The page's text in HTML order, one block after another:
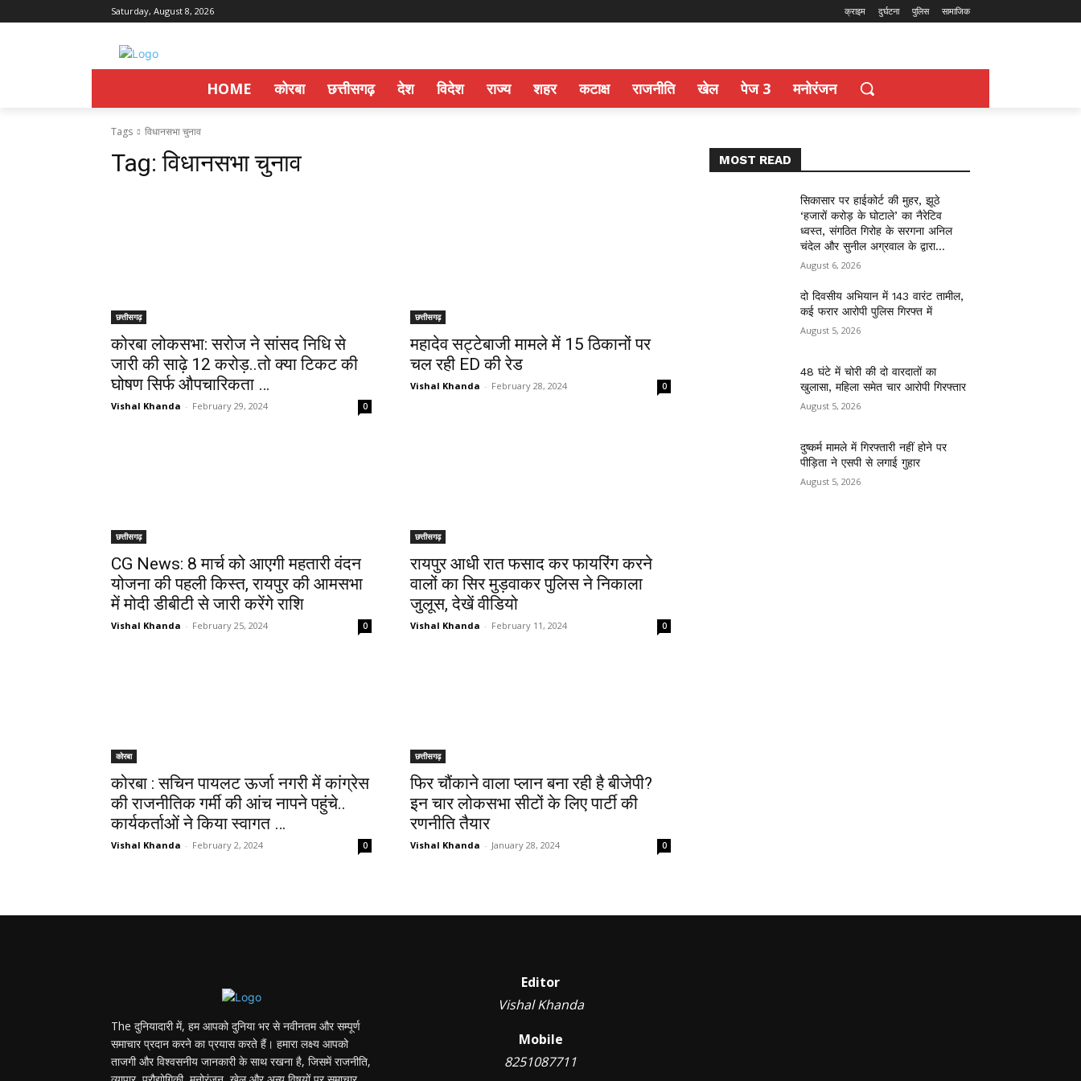
Saturday, August 8, 2026 क्राइम दुर्घटना पुलिस सामाजिक
HOME कोरबा छत्तीसगढ़ देश विदेश राज्य शहर कटाक्ष राजनीति खेल पेज 3 मनोरंजन
Tags विधानसभा चुनाव
Tag:विधानसभा चुनाव
छत्तीसगढ़
कोरबा लोकसभा: सरोज ने सांसद निधि से
जारी की साढ़े 12 करोड़..तो क्या टिकट की
घोषण सिर्फ औपचारिकता …
Vishal Khanda - February 29, 2024 0
छत्तीसगढ़
महादेव सट्टेबाजी मामले में 15 ठिकानों पर
चल रही ED की रेड
Vishal Khanda - February 28, 2024 0
छत्तीसगढ़
CG News: 8 मार्च को आएगी महतारी वंदन
योजना की पहली किस्त, रायपुर की आमसभा
में मोदी डीबीटी से जारी करेंगे राशि
Vishal Khanda - February 25, 2024 0
छत्तीसगढ़
रायपुर आधी रात फसाद कर फायरिंग करने
वालों का सिर मुड़वाकर पुलिस ने निकाला
जुलूस, देखें वीडियो
Vishal Khanda - February 11, 2024 0
कोरबा
कोरबा : सचिन पायलट ऊर्जा नगरी में कांग्रेस
की राजनीतिक गर्मी की आंच नापने पहुंचे..
कार्यकर्ताओं ने किया स्वागत …
Vishal Khanda - February 2, 2024 0
छत्तीसगढ़
फिर चौंकाने वाला प्लान बना रही है बीजेपी?
इन चार लोकसभा सीटों के लिए पार्टी की
रणनीति तैयार
Vishal Khanda - January 28, 2024 0
MOST READ
सिकासार पर हाईकोर्ट की मुहर, झूठे
‘हजारों करोड़ के घोटाले’ का नैरेटिव
ध्वस्त, संगठित गिरोह के सरगना अनिल
चंदेल और सुनील अग्रवाल के द्वारा...
August 6, 2026
दो दिवसीय अभियान में 143 वारंट तामील,
कई फरार आरोपी पुलिस गिरफ्त में
August 5, 2026
48 घंटे में चोरी की दो वारदातों का
खुलासा, महिला समेत चार आरोपी गिरफ्तार
August 5, 2026
दुष्कर्म मामले में गिरफ्तारी नहीं होने पर
पीड़िता ने एसपी से लगाई गुहार
August 5, 2026
The दुनियादारी में, हम आपको दुनिया भर से नवीनतम और सम्पूर्ण
समाचार प्रदान करने का प्रयास करते हैं। हमारा लक्ष्य आपको
ताजगी और विश्वसनीय जानकारी के साथ रखना है, जिसमें राजनीति,
Editor
Vishal Khanda
Mobile
8251087711